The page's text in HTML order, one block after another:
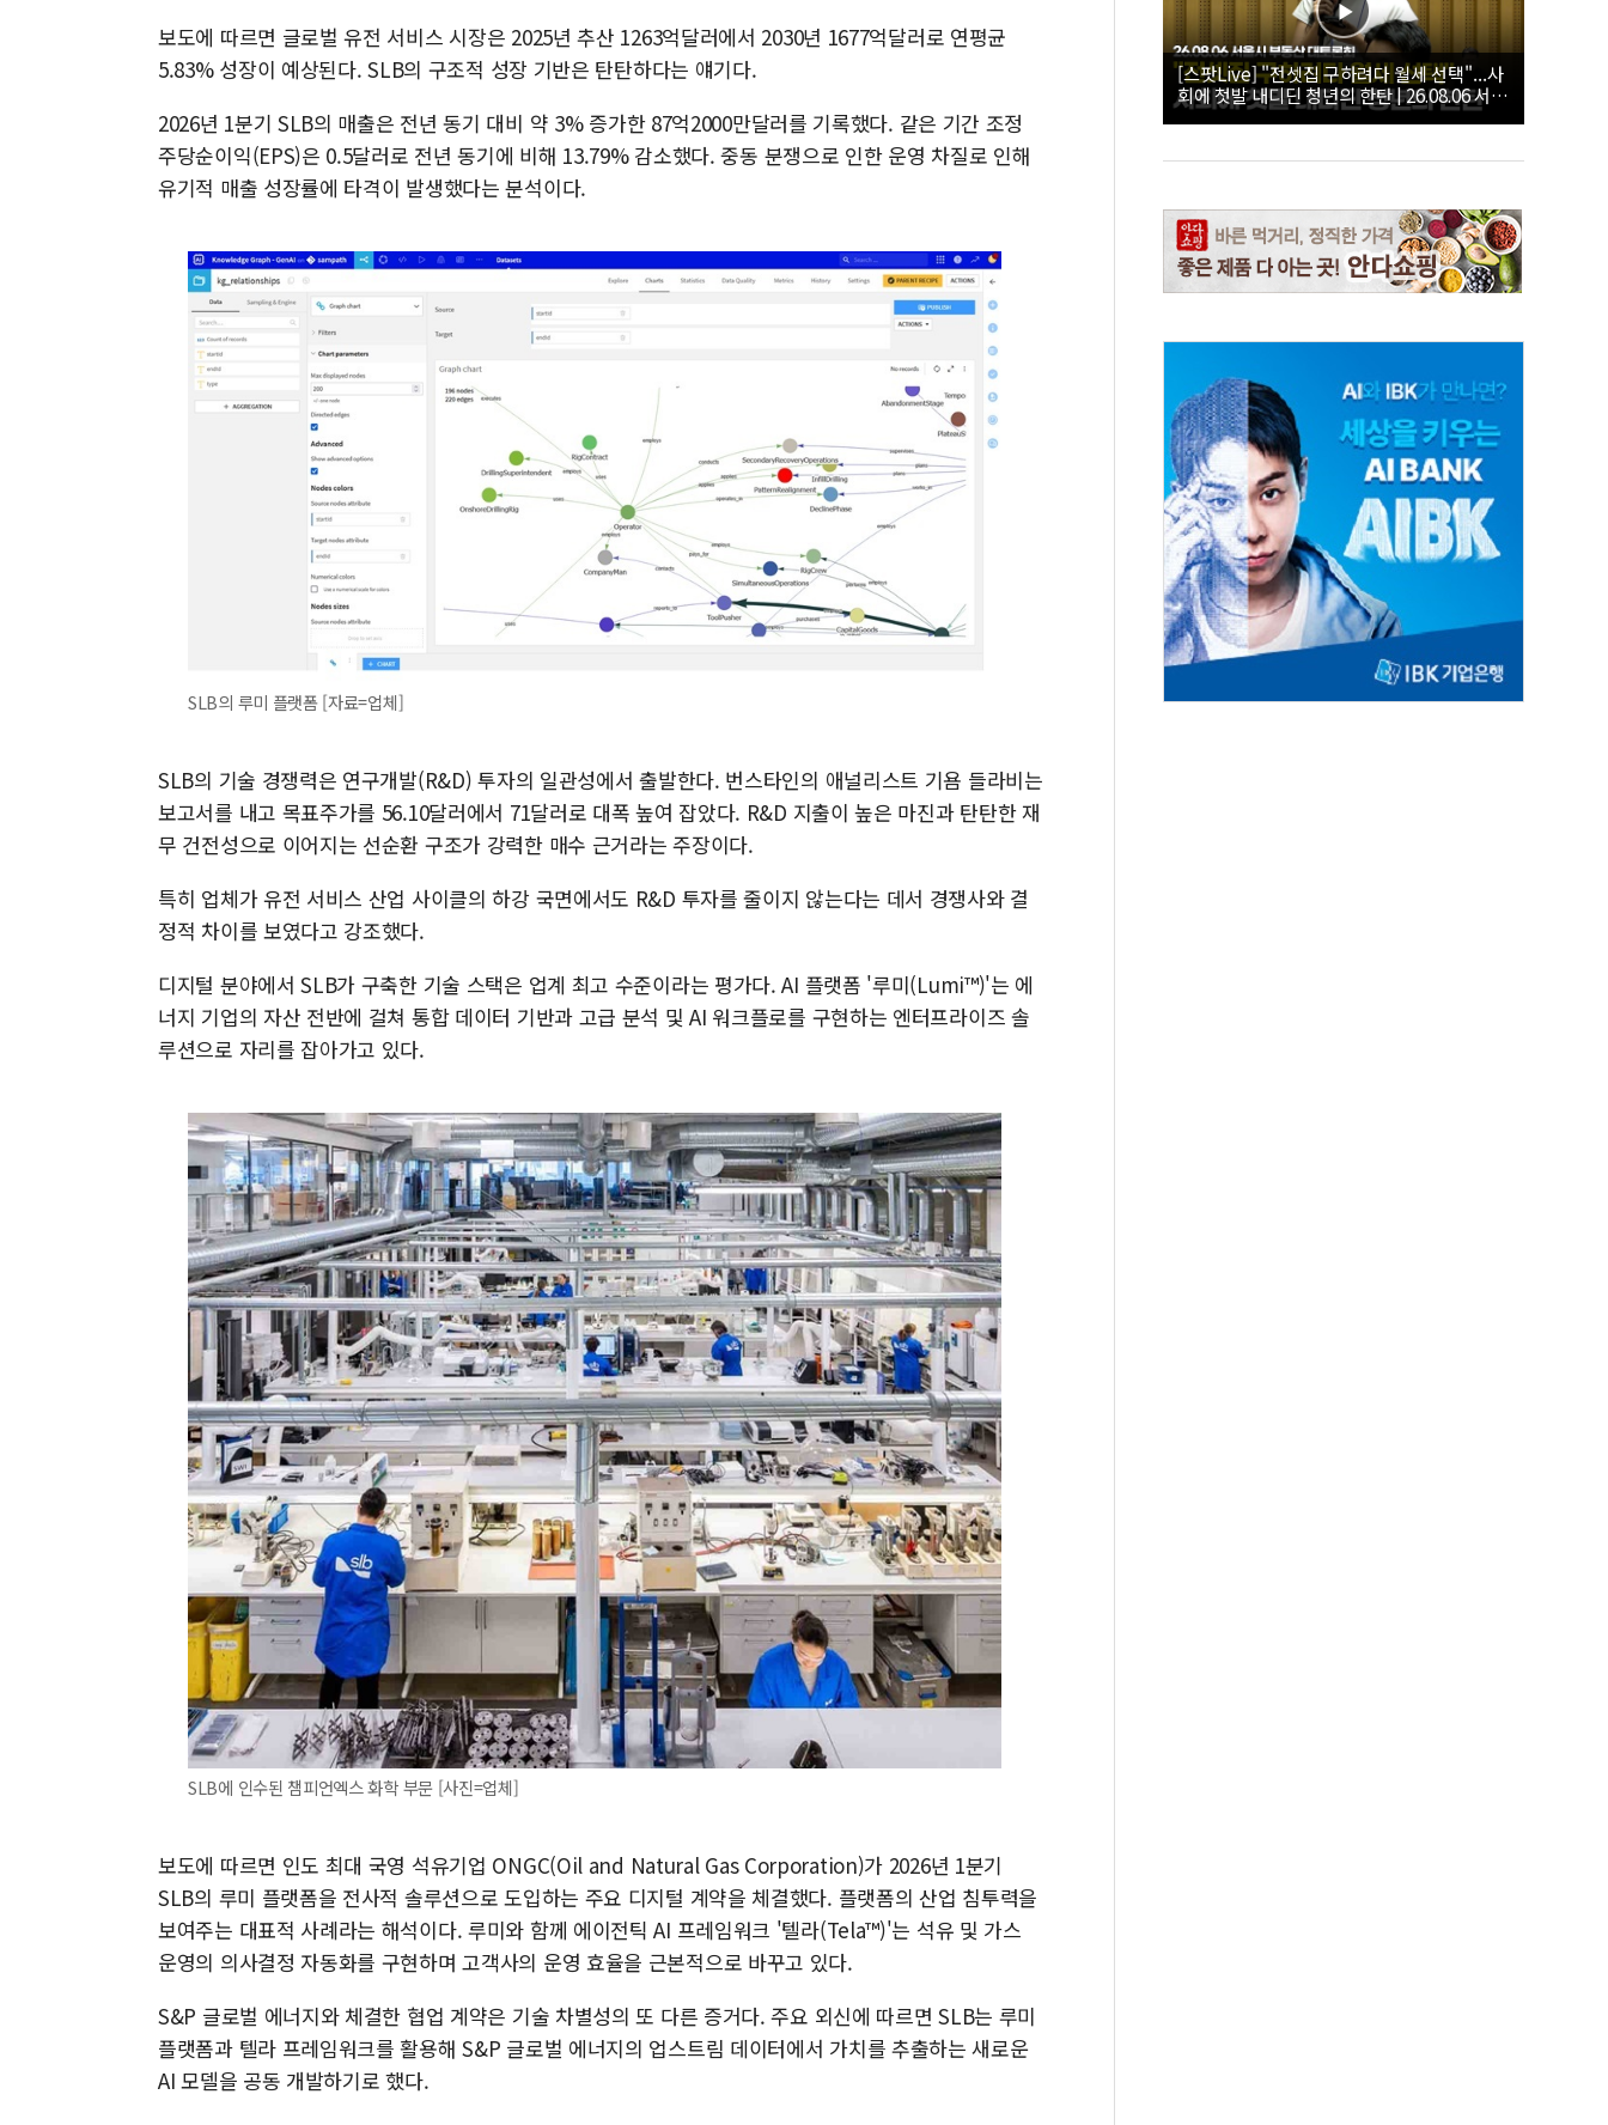
보도에 따르면 글로벌 유전 서비스 시장은 2025년 추산 1263억달러에서 2030년 1677억달러로 연평균
5.83% 성장이 예상된다. SLB의 구조적 성장 기반은 탄탄하다는 얘기다.
2026년 1분기 SLB의 매출은 전년 동기 대비 약 3% 증가한 87억2000만달러를 기록했다. 같은 기간 조정
주당순이익(EPS)은 0.5달러로 전년 동기에 비해 13.79% 감소했다. 중동 분쟁으로 인한 운영 차질로 인해
유기적 매출 성장률에 타격이 발생했다는 분석이다.
SLB의 루미 플랫폼 [자료=업체]
SLB의 기술 경쟁력은 연구개발(R&D) 투자의 일관성에서 출발한다. 번스타인의 애널리스트 기욤 들라비는
보고서를 내고 목표주가를 56.10달러에서 71달러로 대폭 높여 잡았다. R&D 지출이 높은 마진과 탄탄한 재
무 건전성으로 이어지는 선순환 구조가 강력한 매수 근거라는 주장이다.
특히 업체가 유전 서비스 산업 사이클의 하강 국면에서도 R&D 투자를 줄이지 않는다는 데서 경쟁사와 결
정적 차이를 보였다고 강조했다.
디지털 분야에서 SLB가 구축한 기술 스택은 업계 최고 수준이라는 평가다. AI 플랫폼 '루미(Lumi™)'는 에
너지 기업의 자산 전반에 걸쳐 통합 데이터 기반과 고급 분석 및 AI 워크플로를 구현하는 엔터프라이즈 솔
루션으로 자리를 잡아가고 있다.
SLB에 인수된 챔피언엑스 화학 부문 [사진=업체]
보도에 따르면 인도 최대 국영 석유기업 ONGC(Oil and Natural Gas Corporation)가 2026년 1분기
SLB의 루미 플랫폼을 전사적 솔루션으로 도입하는 주요 디지털 계약을 체결했다. 플랫폼의 산업 침투력을
보여주는 대표적 사례라는 해석이다. 루미와 함께 에이전틱 AI 프레임워크 '텔라(Tela™)'는 석유 및 가스
운영의 의사결정 자동화를 구현하며 고객사의 운영 효율을 근본적으로 바꾸고 있다.
S&P 글로벌 에너지와 체결한 협업 계약은 기술 차별성의 또 다른 증거다. 주요 외신에 따르면 SLB는 루미
플랫폼과 텔라 프레임워크를 활용해 S&P 글로벌 에너지의 업스트림 데이터에서 가치를 추출하는 새로운
AI 모델을 공동 개발하기로 했다.
[스팟Live] "전셋집 구하려다 월세 선택"...사
회에 첫발 내디딘 청년의 한탄 | 26.08.06 서울
시 부동산 대토론회